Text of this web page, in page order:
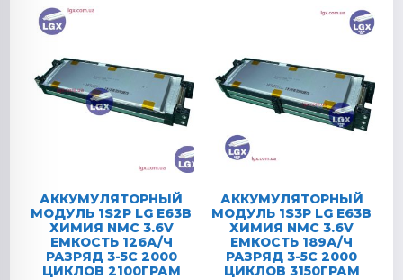
АККУМУЛЯТОРНЫЙ
МОДУЛЬ 1S2P LG E63B
ХИМИЯ NMC 3.6V
ЕМКОСТЬ 126А/Ч
РАЗРЯД 3-5C 2000
ЦИКЛОВ 2100ГРАМ
АККУМУЛЯТОРНЫЙ
МОДУЛЬ 1S3P LG E63B
ХИМИЯ NMC 3.6V
ЕМКОСТЬ 189А/Ч
РАЗРЯД 3-5C 2000
ЦИКЛОВ 3150ГРАМ